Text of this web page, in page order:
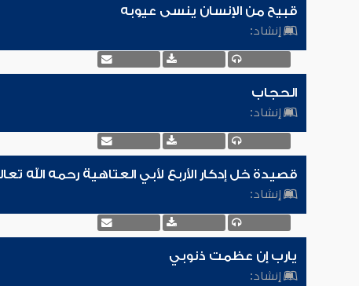
قبيح من الإنسان ينسى عيوبه
إنشاد:
الحجاب
إنشاد:
قصيدة خل إدكار الأربع لأبي العتاهية رحمه الله
إنشاد:
يارب إن عظمت ذنوبي
إنشاد: